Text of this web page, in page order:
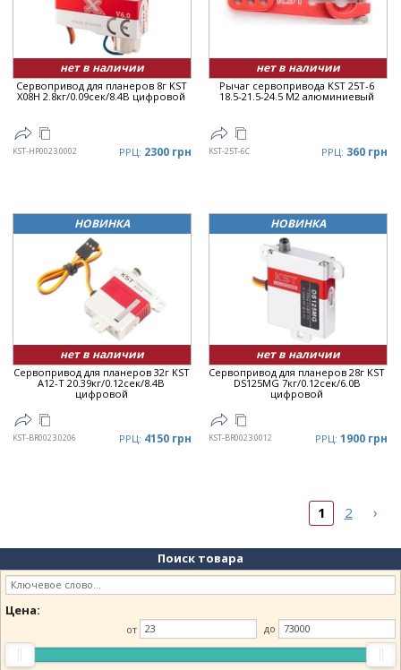
нет в наличии
Сервопривод для планеров 8г KST
X08H 2.8кг/0.09сек/8.4В цифровой
KST-HP0023.0002 РРЦ: 2300 грн
нет в наличии
Рычаг сервопривода KST 25T-6
18.5-21.5-24.5 M2 алюминиевый
KST-25T-6C РРЦ: 360 грн
НОВИНКА
нет в наличии
Сервопривод для планеров 32г KST
A12-T 20.39кг/0.12сек/8.4В
цифровой
KST-BR0023.0206 РРЦ: 4150 грн
НОВИНКА
нет в наличии
Сервопривод для планеров 28г KST
DS125MG 7кг/0.12сек/6.0В
цифровой
KST-BR0023.0012 РРЦ: 1900 грн
1 2 ›
Поиск товара
Цена:
от до